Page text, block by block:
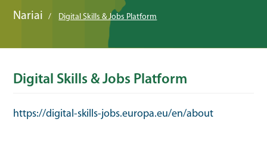
Nariai Digital Skills & Jobs Platform
Digital Skills & Jobs Platform
https://digital-skills-jobs.europa.eu/en/about